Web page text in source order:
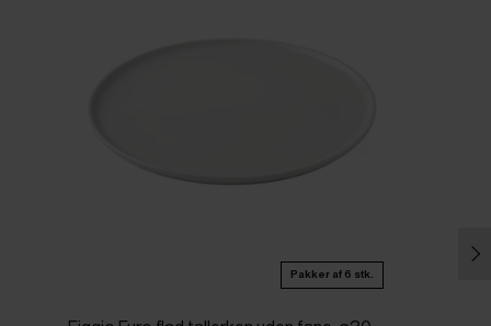
Pakker af 6 stk.